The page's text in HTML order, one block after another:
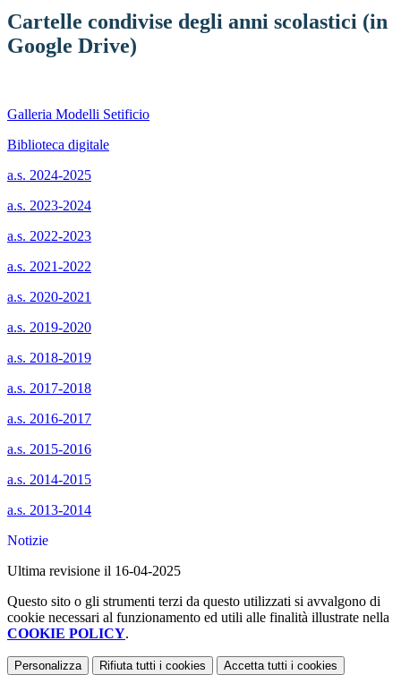
Cartelle condivise degli anni scolastici (in
Google Drive)
Galleria Modelli Setificio
Biblioteca digitale
a.s. 2024-2025
a.s. 2023-2024
a.s. 2022-2023
a.s. 2021-2022
a.s. 2020-2021
a.s. 2019-2020
a.s. 2018-2019
a.s. 2017-2018
a.s. 2016-2017
a.s. 2015-2016
a.s. 2014-2015
a.s. 2013-2014
Notizie
Ultima revisione il 16-04-2025
Questo sito o gli strumenti terzi da questo utilizzati si avvalgono di
cookie necessari al funzionamento ed utili alle finalità illustrate nella
COOKIE POLICY.
Personalizza Rifiuta tutti i cookies Accetta tutti i cookies